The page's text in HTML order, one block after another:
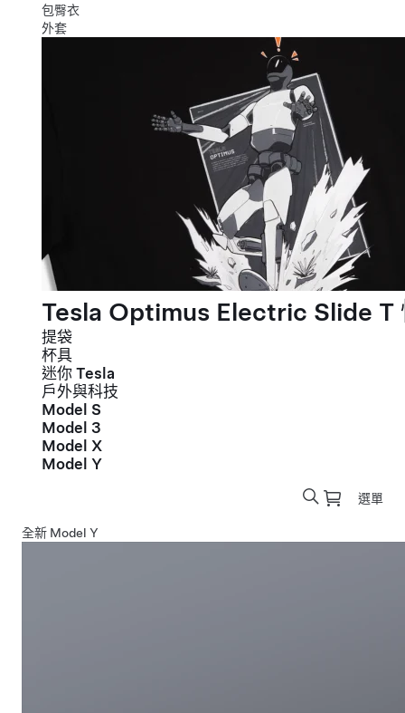
包臀衣
外套
Tesla Optimus Electric Slide T
提袋
杯具
迷你 Tesla
戶外與科技
Model S
Model 3
Model X
Model Y
選單
全新 Model Y